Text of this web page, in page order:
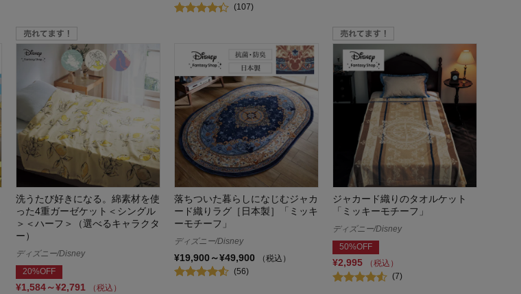
(107)
洗うたび好きになる。綿素材を使
った4重ガーゼケット＜シングル
＞＜ハーフ＞（選べるキャラクタ
ー）
ディズニー/Disney
20%OFF
¥1,584～¥2,791
（税込）
落ちついた暮らしになじむジャカ
ード織りラグ［日本製］「ミッキ
ーモチーフ」
ディズニー/Disney
¥19,900～¥49,900
（税込）
(56)
ジャカード織りのタオルケット
「ミッキーモチーフ」
ディズニー/Disney
50%OFF
¥2,995
（税込）
(7)